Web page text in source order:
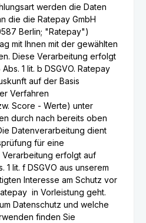
werden die Daten
die die Ratepay GmbH
Berlin; "Ratepay")
mit Ihnen mit der gewählten
Diese Verarbeitung erfolgt
1 lit. b DSGVO. Ratepay
auf der Basis
Verfahren
Score - Werte) unter
durch nach bereits oben
Datenverarbeitung dient
für eine
Verarbeitung erfolgt auf
1 lit. f DSGVO aus unserem
Interesse am Schutz vor
in Vorleistung geht.
Datenschutz und welche
finden Sie